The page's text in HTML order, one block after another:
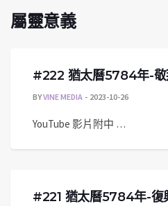
屬靈意義
#222 猶太曆5784年-敬
BYVINE MEDIA 2023-10-26
YouTube 影片附中 …
#221 猶太曆5784年-復